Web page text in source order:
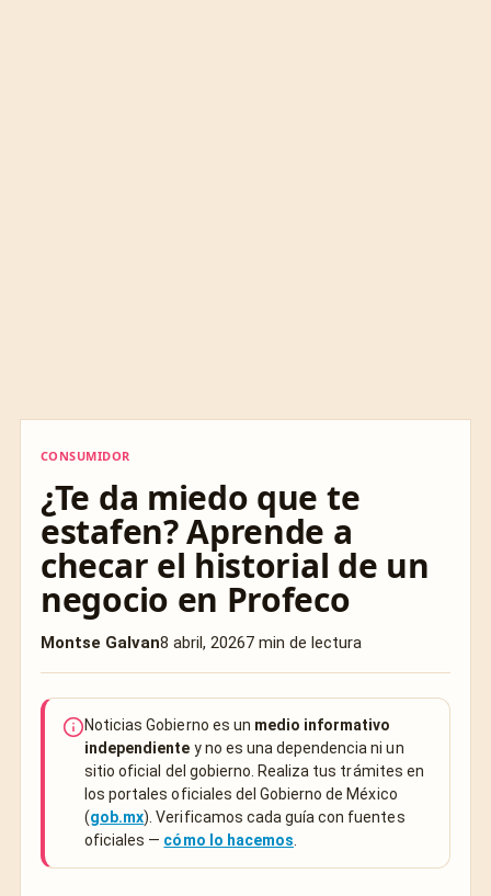
CONSUMIDOR
¿Te da miedo que te
estafen? Aprende a
checar el historial de un
negocio en Profeco
Montse Galvan8 abril, 20267 min de lectura
Noticias Gobierno es un medio informativo
independiente y no es una dependencia ni un
sitio oficial del gobierno. Realiza tus trámites en
los portales oficiales del Gobierno de México
(gob.mx). Verificamos cada guía con fuentes
oficiales — cómo lo hacemos